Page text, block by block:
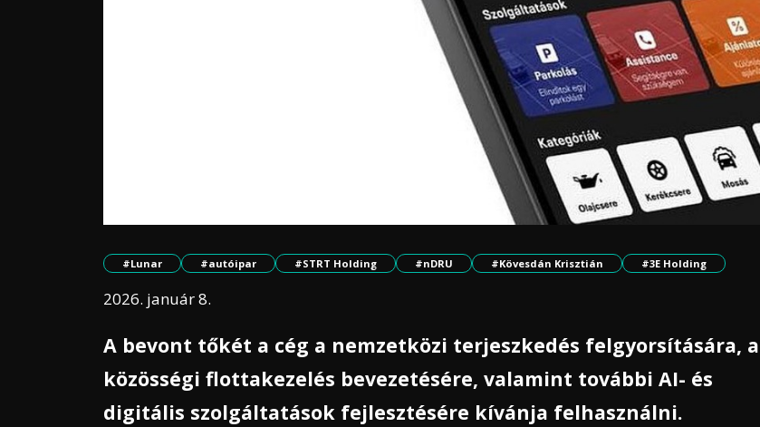
#Lunar #autóipar #STRT Holding #nDRU #Kövesdán Krisztián #3E Holding
2026. január 8.
A bevont tőkét a cég a nemzetközi terjeszkedés felgyorsítására, a
közösségi flottakezelés bevezetésére, valamint további AI- és
digitális szolgáltatások fejlesztésére kívánja felhasználni.